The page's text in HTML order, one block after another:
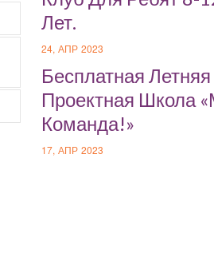
Лет.
24, АПР 2023
Бесплатная Летняя
Проектная Школа
Команда!»
17, АПР 2023